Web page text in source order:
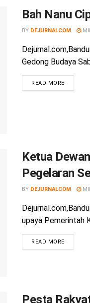
Bah Nanu
BY DEJURNALCOM
Gedong Budaya
READ MORE
Ketua
Pegelaran
BY DEJURNALCOM
upaya Pemerintah
READ MORE
Pesta